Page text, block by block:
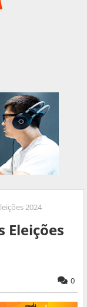
2024
Eleições
0